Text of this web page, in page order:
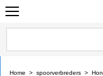
Home > spoorverbreders >